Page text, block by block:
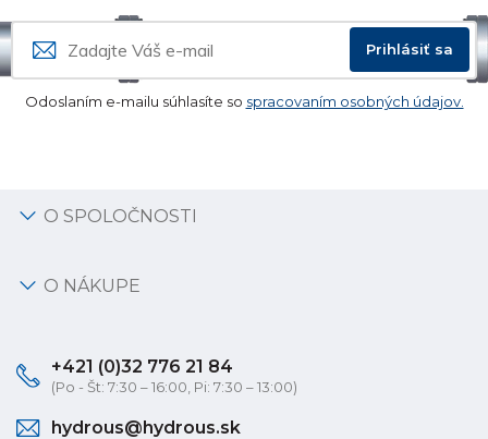
Prihlásiť sa
Odoslaním e-mailu súhlasíte so spracovaním osobných údajov.
O SPOLOČNOSTI
O NÁKUPE
+421 (0)32 776 21 84
(Po - Št: 7:30 – 16:00, Pi: 7:30 – 13:00)
hydrous@hydrous.sk